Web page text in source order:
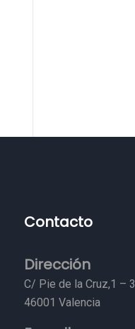
Contacto
Dirección
C/ Pie de la Cruz,1 – 3
46001 Valencia